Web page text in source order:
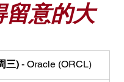
留意的大
三) - Oracle (ORCL)